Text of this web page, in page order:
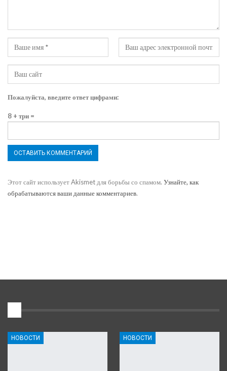
Пожалуйста, введите ответ цифрами:
8 + три =
Этот сайт использует Akismet для борьбы со спамом. Узнайте, как
обрабатываются ваши данные комментариев.
НОВОСТИ НОВОСТИ